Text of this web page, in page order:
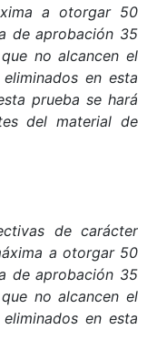
a otorgar 50
de aprobación 35
no alcancen el
en esta
prueba se hará
del material de
de carácter
a otorgar 50
de aprobación 35
no alcancen el
en esta